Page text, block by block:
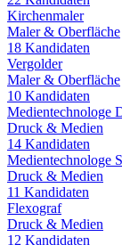
Kirchenmaler
Maler & Oberfläche
18 Kandidaten
Vergolder
Maler & Oberfläche
10 Kandidaten
Medientechnologe
Druck & Medien
14 Kandidaten
Medientechnologe
Druck & Medien
11 Kandidaten
Flexograf
Druck & Medien
12 Kandidaten